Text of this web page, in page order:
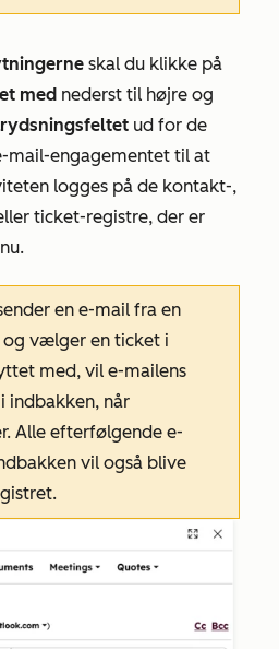
skal du klikke på
med nederst til højre og
ud for de
mail-engagementet til at
logges på de kontakt-,
ticket-registre, der er
en e-mail fra en
vælger en ticket i
med, vil e-mailens
indbakken, når
Alle efterfølgende e-
vil også blive